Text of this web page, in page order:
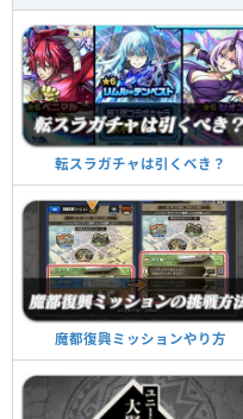
転スラガチャは引くべき？
魔都復興ミッションやり方